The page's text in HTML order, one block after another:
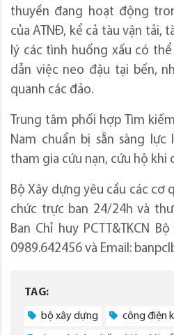
thuyền đang hoạt động
của ATNĐ, kể cả tàu vận tải,
lý các tình huống xấu có
dẫn việc neo đậu tại bến,
quanh các đảo.
Trung tâm phối hợp Tìm
Nam chuẩn bị sẵn sàng
tham gia cứu nạn, cứu hộ khi
Bộ Xây dựng yêu cầu các cơ
chức trực ban 24/24h và
Ban Chỉ huy PCTT&TKCN
0989.642456 và Email:
TAG:
bộ xây dựng công điện